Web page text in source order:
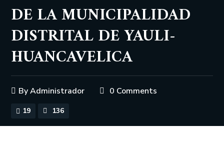
DE LA MUNICIPALIDAD
DISTRITAL DE YAULI-
HUANCAVELICA
ByAdministrador 0 Comments
19 136